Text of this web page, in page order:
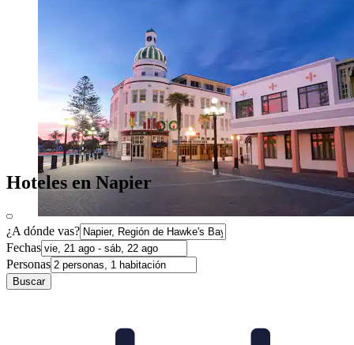
Hoteles en Napier
¿A dónde vas?
Fechas
Personas
Buscar